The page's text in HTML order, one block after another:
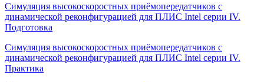
Симуляция высокоскоростных приёмопередатчиков с
динамической реконфигурацией для ПЛИС Intel серии IV.
Подготовка
Симуляция высокоскоростных приёмопередатчиков с
динамической реконфигурацией для ПЛИС Intel серии IV.
Практика